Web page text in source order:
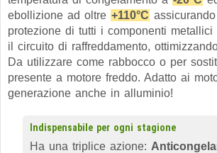
ebollizione ad oltre +110°C
protezione di tutti i componenti metallici
il circuito di raffreddamento,
Da utilizzare come rabbocco o per
presente a motore freddo. Adatto ai
generazione anche in alluminio!
Indispensabile per ogni stagione
Ha una triplice azione: